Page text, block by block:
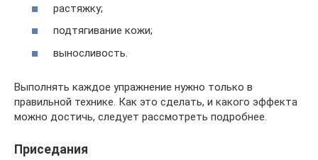
растяжку;
подтягивание кожи;
выносливость.
Выполнять каждое упражнение нужно только в
правильной технике. Как это сделать, и какого эффекта
можно достичь, следует рассмотреть подробнее.
Приседания